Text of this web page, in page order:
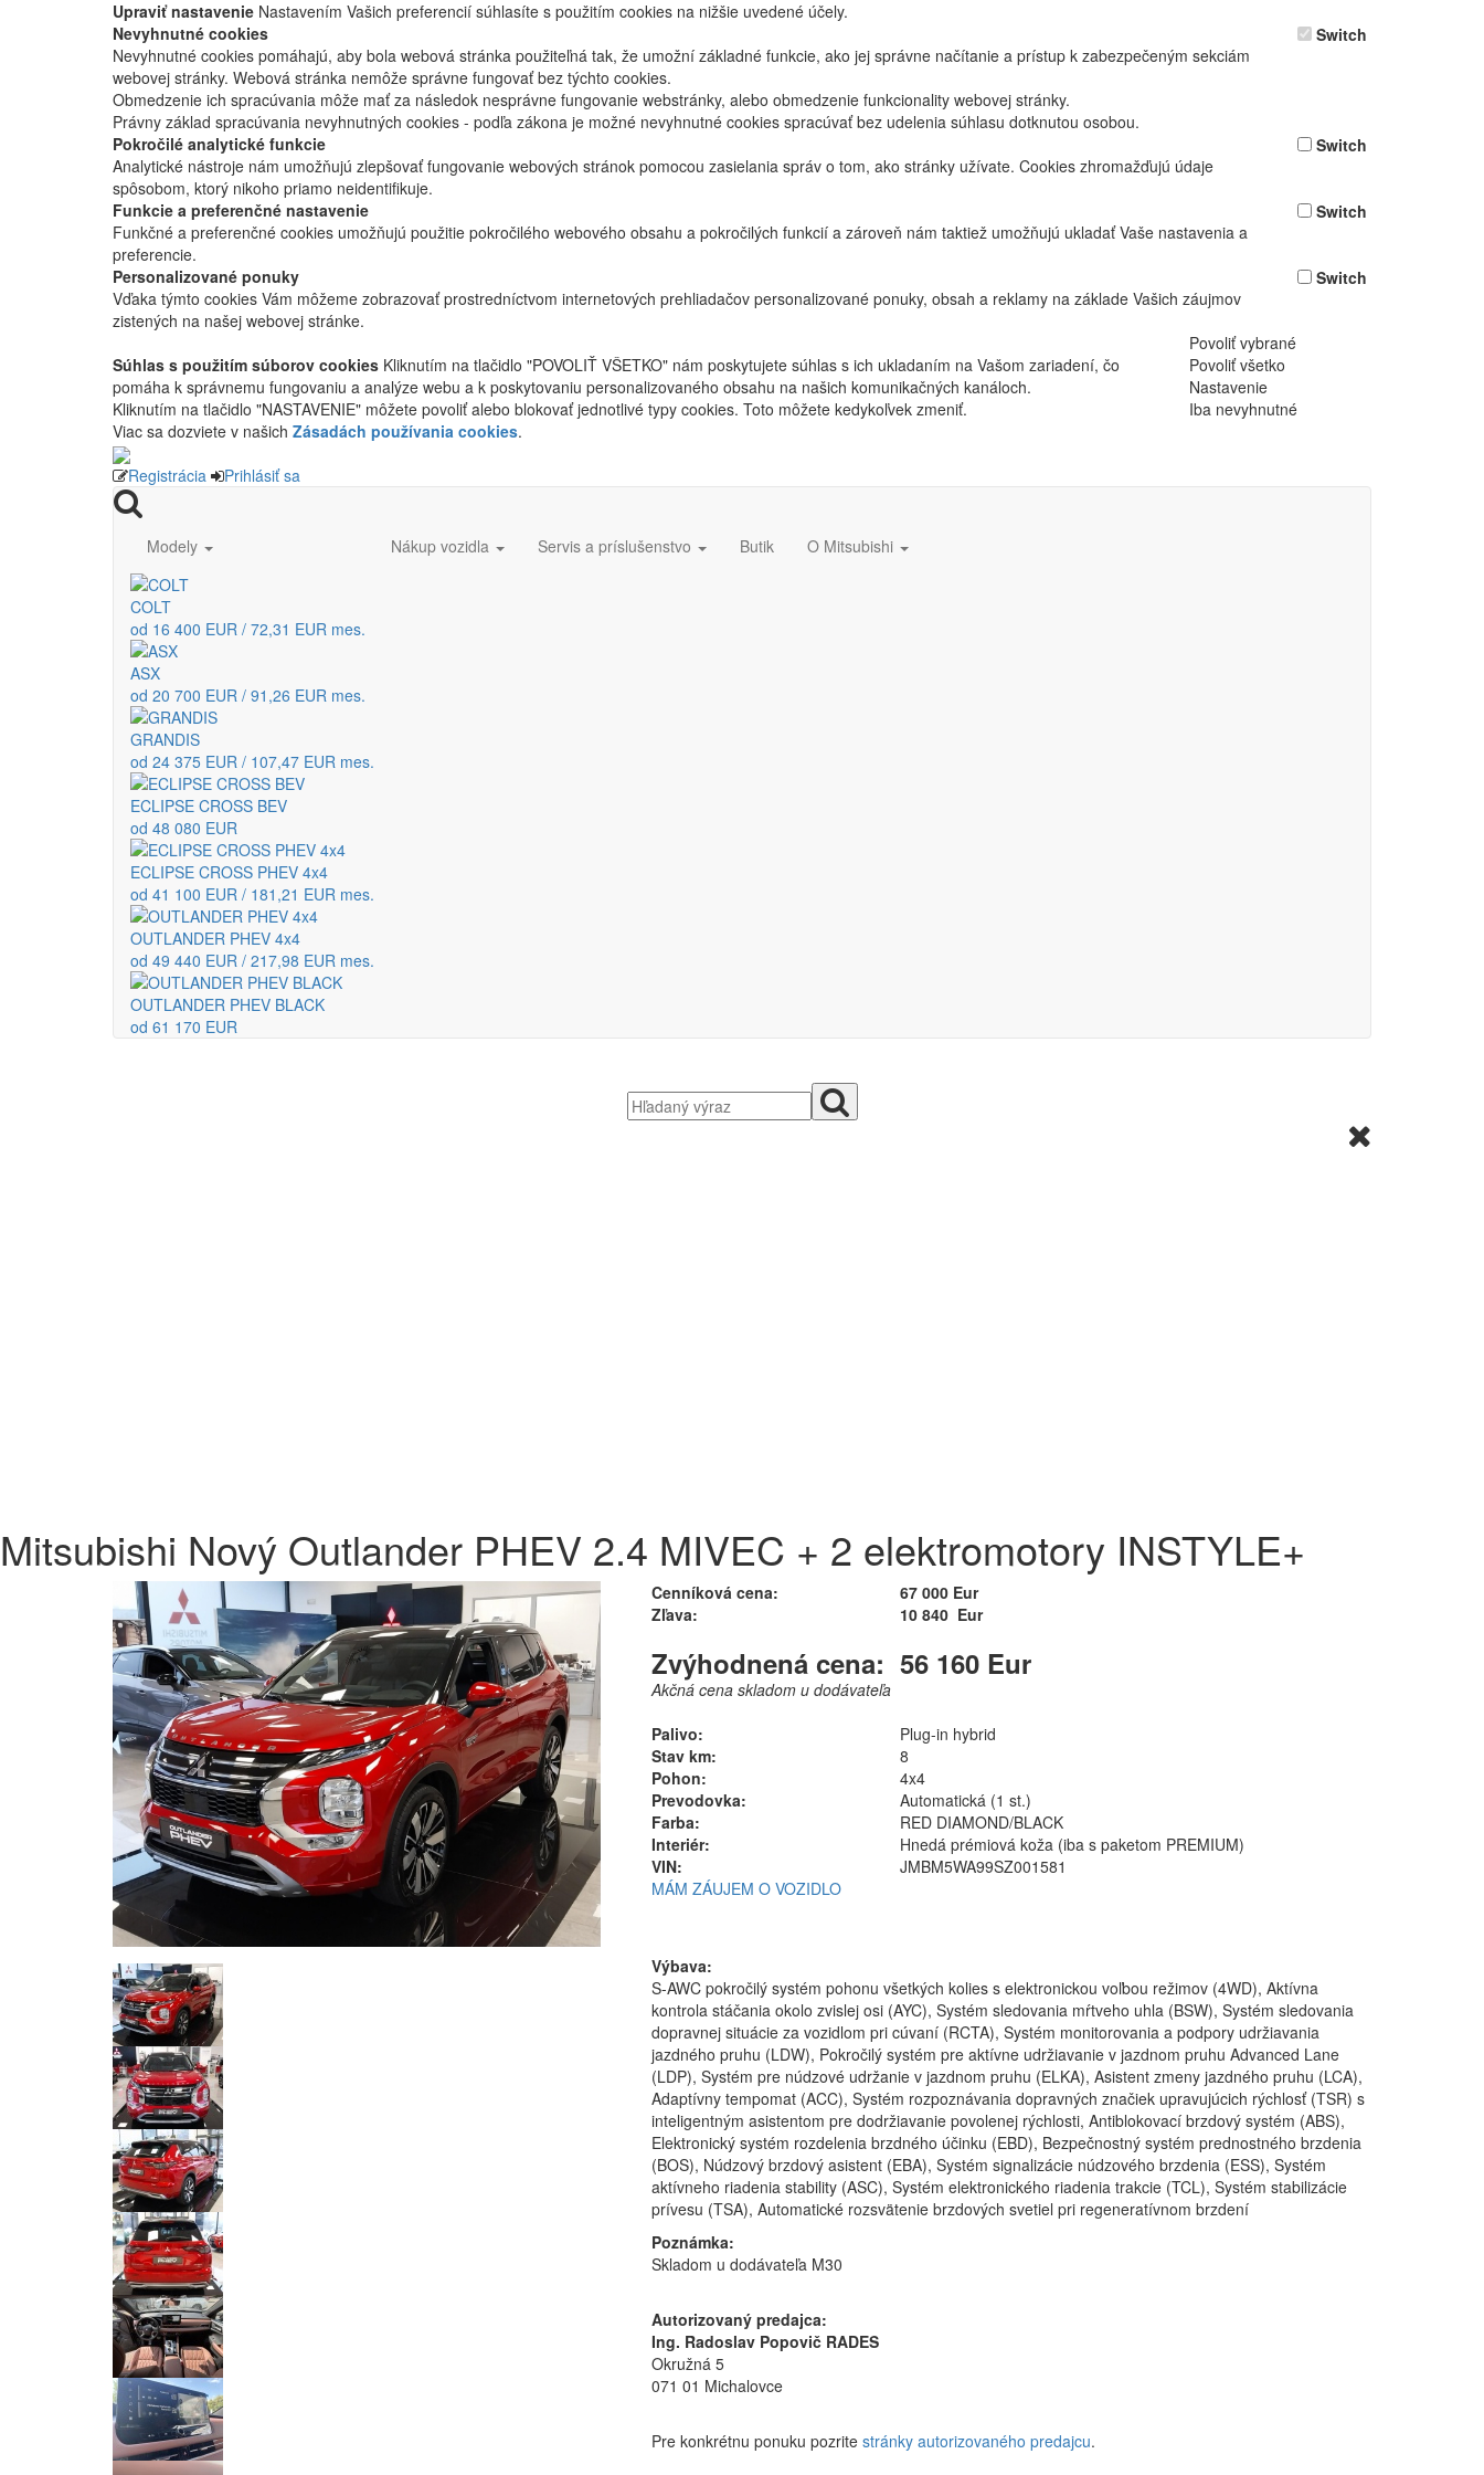
Upraviť nastavenie Nastavením Vašich preferencií súhlasíte s použitím cookies na nižšie uvedené účely.
Nevyhnutné cookies
Nevyhnutné cookies pomáhajú, aby bola webová stránka použiteľná tak, že umožní základné funkcie, ako jej správne načítanie a prístup k zabezpečeným sekciám
webovej stránky. Webová stránka nemôže správne fungovať bez týchto cookies.
Obmedzenie ich spracúvania môže mať za následok nesprávne fungovanie webstránky, alebo obmedzenie funkcionality webovej stránky.
Právny základ spracúvania nevyhnutných cookies - podľa zákona je možné nevyhnutné cookies spracúvať bez udelenia súhlasu dotknutou osobou.
Switch
Pokročilé analytické funkcie
Analytické nástroje nám umožňujú zlepšovať fungovanie webových stránok pomocou zasielania správ o tom, ako stránky užívate. Cookies zhromažďujú údaje
spôsobom, ktorý nikoho priamo neidentifikuje.
Switch
Funkcie a preferenčné nastavenie
Funkčné a preferenčné cookies umožňujú použitie pokročilého webového obsahu a pokročilých funkcií a zároveň nám taktiež umožňujú ukladať Vaše nastavenia a
preferencie.
Switch
Personalizované ponuky
Vďaka týmto cookies Vám môžeme zobrazovať prostredníctvom internetových prehliadačov personalizované ponuky, obsah a reklamy na základe Vašich záujmov
zistených na našej webovej stránke.
Switch
Povoliť vybrané
Súhlas s použitím súborov cookies Kliknutím na tlačidlo "POVOLIŤ VŠETKO" nám poskytujete súhlas s ich ukladaním na Vašom zariadení, čo
pomáha k správnemu fungovaniu a analýze webu a k poskytovaniu personalizovaného obsahu na našich komunikačných kanáloch.
Kliknutím na tlačidlo "NASTAVENIE" môžete povoliť alebo blokovať jednotlivé typy cookies. Toto môžete kedykoľvek zmeniť.
Viac sa dozviete v našich Zásadách používania cookies.
Povoliť všetko
Nastavenie
Iba nevyhnutné
Registrácia Prihlásiť sa
Modely
COLT
od 16 400 EUR / 72,31 EUR mes.
ASX
od 20 700 EUR / 91,26 EUR mes.
GRANDIS
od 24 375 EUR / 107,47 EUR mes.
ECLIPSE CROSS BEV
od 48 080 EUR
ECLIPSE CROSS PHEV 4x4
od 41 100 EUR / 181,21 EUR mes.
OUTLANDER PHEV 4x4
od 49 440 EUR / 217,98 EUR mes.
OUTLANDER PHEV BLACK
od 61 170 EUR
Nákup vozidla Servis a príslušenstvo Butik O Mitsubishi
Mitsubishi Nový Outlander PHEV 2.4 MIVEC + 2 elektromotory INSTYLE+
Cenníková cena:
67 000 Eur
Zľava:
10 840 Eur
Zvýhodnená cena: 56 160 Eur
Akčná cena skladom u dodávateľa
Palivo:
Plug-in hybrid
Stav km:
8
Pohon:
4x4
Prevodovka:
Automatická (1 st.)
Farba:
RED DIAMOND/BLACK
Interiér:
Hnedá prémiová koža (iba s paketom PREMIUM)
VIN:
JMBM5WA99SZ001581
MÁM ZÁUJEM O VOZIDLO
Výbava:
S-AWC pokročilý systém pohonu všetkých kolies s elektronickou voľbou režimov (4WD), Aktívna
kontrola stáčania okolo zvislej osi (AYC), Systém sledovania mŕtveho uhla (BSW), Systém sledovania
dopravnej situácie za vozidlom pri cúvaní (RCTA), Systém monitorovania a podpory udržiavania
jazdného pruhu (LDW), Pokročilý systém pre aktívne udržiavanie v jazdnom pruhu Advanced Lane
(LDP), Systém pre núdzové udržanie v jazdnom pruhu (ELKA), Asistent zmeny jazdného pruhu (LCA),
Adaptívny tempomat (ACC), Systém rozpoznávania dopravných značiek upravujúcich rýchlosť (TSR) s
inteligentným asistentom pre dodržiavanie povolenej rýchlosti, Antiblokovací brzdový systém (ABS),
Elektronický systém rozdelenia brzdného účinku (EBD), Bezpečnostný systém prednostného brzdenia
(BOS), Núdzový brzdový asistent (EBA), Systém signalizácie núdzového brzdenia (ESS), Systém
aktívneho riadenia stability (ASC), Systém elektronického riadenia trakcie (TCL), Systém stabilizácie
prívesu (TSA), Automatické rozsvätenie brzdových svetiel pri regeneratívnom brzdení
Poznámka:
Skladom u dodávateľa M30
Autorizovaný predajca:
Ing. Radoslav Popovič RADES
Okružná 5
071 01 Michalovce
Pre konkrétnu ponuku pozrite stránky autorizovaného predajcu.